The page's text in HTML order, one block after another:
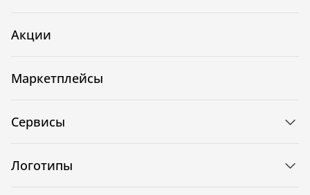
Акции
Маркетплейсы
Сервисы
Логотипы